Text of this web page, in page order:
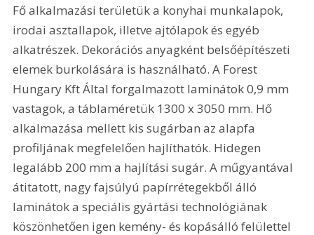
Fő alkalmazási területük a konyhai munkalapok,
irodai asztallapok, illetve ajtólapok és egyéb
alkatrészek. Dekorációs anyagként belsőépítészeti
elemek burkolására is használható. A Forest
Hungary Kft Által forgalmazott laminátok 0,9 mm
vastagok, a táblaméretük 1300 x 3050 mm. Hő
alkalmazása mellett kis sugárban az alapfa
profiljának megfelelően hajlíthatók. Hidegen
legalább 200 mm a hajlítási sugár. A műgyantával
átitatott, nagy fajsúlyú papírrétegekből álló
laminátok a speciális gyártási technológiának
köszönhetően igen kemény- és kopásálló felülettel